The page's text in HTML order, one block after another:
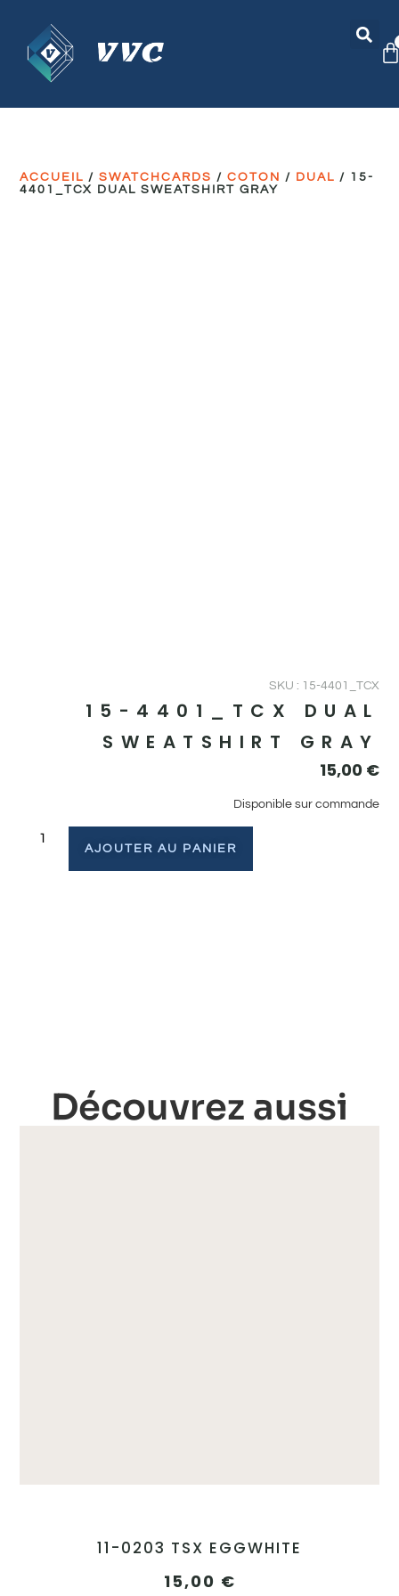
ACCUEIL /SWATCHCARDS /COTON / DUAL / 15-
4401_TCX DUAL SWEATSHIRT GRAY
SKU : 15-4401_TCX
15-4401_TCX DUAL
SWEATSHIRT GRAY
15,00 €
Disponible sur commande
AJOUTER AU PANIER
Découvrez aussi
11-0203 TSX EGGWHITE
15,00 €